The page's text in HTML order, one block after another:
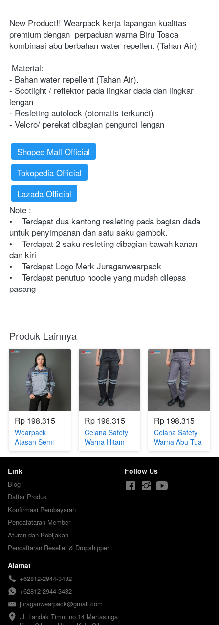
New Product!! Wearpack kerja lapangan kualitas
premium dengan  perpaduan warna Biru Tosca
kombinasi abu berbahan water repellent (Tahan Air)
Material:
- Bahan water repellent (Tahan Air).
- Scotlight / reflektor pada lingkar dada dan lingkar
lengan
- Resleting autolock (otomatis terkunci)
- Velcro/ perekat dibagian pengunci lengan
Shopee Mall Official
Tokopedia Official
Lazada Official
Note :
•    Terdapat dua kantong resleting pada bagian dada
untuk penyimpanan dan satu saku gambok.
•    Terdapat 2 saku resleting dibagian bawah kanan
dan kiri
•    Terdapat Logo Merk Juraganwearpack
•    Terdapat penutup hoodie yang mudah dilepas
pasang
Produk Lainnya
Rp 198.315
Wearpack
Atasan Semi
Muda
kombinasi Abu
49)
Rp 198.315
Celana Safety
Warna Hitam
Rp 198.315
Celana Safety
Warna Abu Tua
Link
Blog
Daftar Produk
Konfirmasi Pembayaran
Pendafataran Member
Aturan dan Kebijakan
Pendaftaran Reseller & Dropshipper
Follow Us
Alamat
+62812-2944-3432
+62812-2944-3432
juraganwearpack@gmail.com
Jl. Landak Timur no.14 Mertasinga